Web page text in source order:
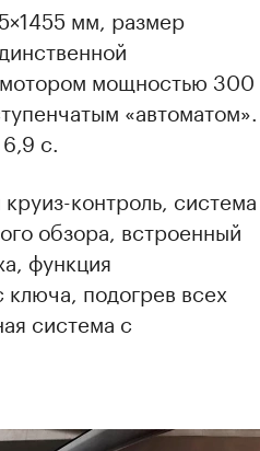
мм, размер
мощностью 300
«автоматом».
с.
контроль, система
обзора, встроенный
функция
подогрев всех
система с